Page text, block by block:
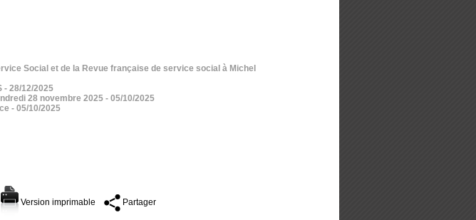
Social et de la Revue française de service social à Michel
- 28/12/2025
28 novembre 2025 - 05/10/2025
- 05/10/2025
Version imprimable Partager